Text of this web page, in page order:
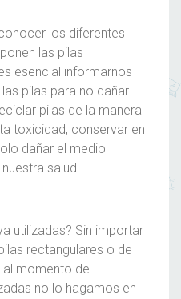
los diferentes
las pilas
esencial informarnos
pilas para no dañar
pilas de la manera
toxicidad, conservar en
dañar el medio
salud.
utilizadas? Sin importar
rectangulares o de
al momento de
no lo hagamos en